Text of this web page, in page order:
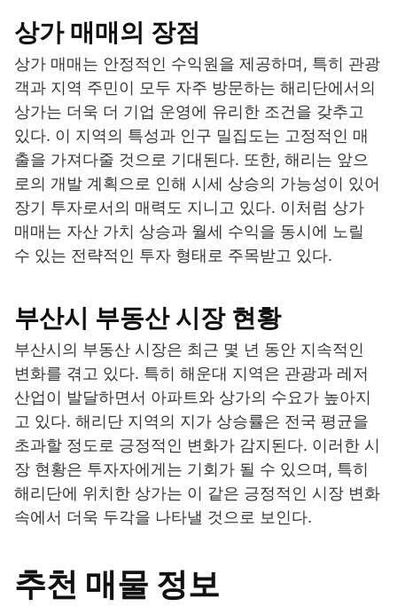
상가 매매의 장점
상가 매매는 안정적인 수익원을 제공하며, 특히 관광
객과 지역 주민이 모두 자주 방문하는 해리단에서의
상가는 더욱 더 기업 운영에 유리한 조건을 갖추고
있다. 이 지역의 특성과 인구 밀집도는 고정적인 매
출을 가져다줄 것으로 기대된다. 또한, 해리는 앞으
로의 개발 계획으로 인해 시세 상승의 가능성이 있어
장기 투자로서의 매력도 지니고 있다. 이처럼 상가
매매는 자산 가치 상승과 월세 수익을 동시에 노릴
수 있는 전략적인 투자 형태로 주목받고 있다.
부산시 부동산 시장 현황
부산시의 부동산 시장은 최근 몇 년 동안 지속적인
변화를 겪고 있다. 특히 해운대 지역은 관광과 레저
산업이 발달하면서 아파트와 상가의 수요가 높아지
고 있다. 해리단 지역의 지가 상승률은 전국 평균을
초과할 정도로 긍정적인 변화가 감지된다. 이러한 시
장 현황은 투자자에게는 기회가 될 수 있으며, 특히
해리단에 위치한 상가는 이 같은 긍정적인 시장 변화
속에서 더욱 두각을 나타낼 것으로 보인다.
추천 매물 정보